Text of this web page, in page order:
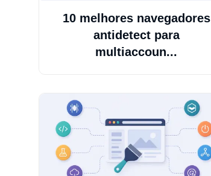
10 melhores navegadores
antidetect para
multiaccoun...